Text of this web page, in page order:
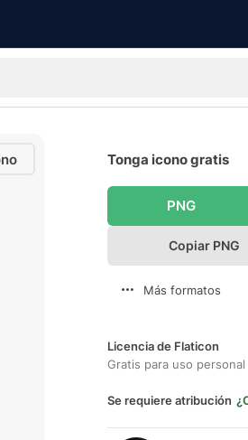
Tonga icono gratis
PNG
Copiar PNG
Más formatos
Licencia de Flaticon
Gratis para uso
Se requiere atribución